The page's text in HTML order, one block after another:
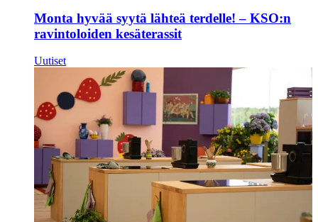
Monta hyvää syytä lähteä terdelle! – KSO:n
ravintoloiden kesäterassit
Uutiset